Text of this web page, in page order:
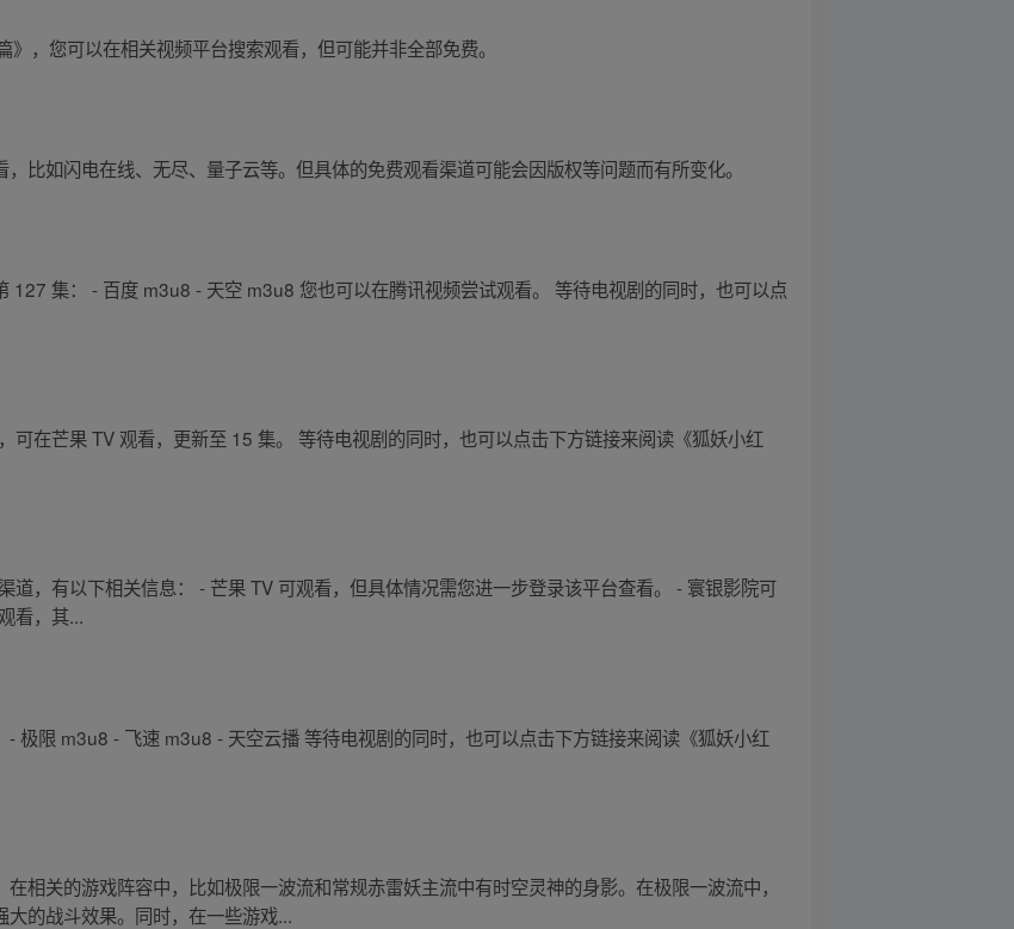
，您可以在相关视频平台搜索观看，但可能并非全部免费。
比如闪电在线、无尽、量子云等。但具体的免费观看渠道可能会因版权等问题而有所变化。
127 集： - 百度 m3u8 - 天空 m3u8 您也可以在腾讯视频尝试观看。 等待电视剧的同时，也可以点
可在芒果 TV 观看，更新至 15 集。 等待电视剧的同时，也可以点击下方链接来阅读《狐妖小红
道，有以下相关信息： - 芒果 TV 可观看，但具体情况需您进一步登录该平台查看。 - 寰银影院可
看，其...
- 极限 m3u8 - 飞速 m3u8 - 天空云播 等待电视剧的同时，也可以点击下方链接来阅读《狐妖小红
相关的游戏阵容中，比如极限一波流和常规赤雷妖主流中有时空灵神的身影。在极限一波流中，
的战斗效果。同时，在一些游戏...